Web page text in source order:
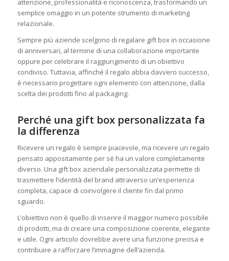
attenzione, professionalità e riconoscenza, trasformando un
semplice omaggio in un potente strumento di marketing
relazionale.
Sempre più aziende scelgono di regalare gift box in occasione
di anniversari, al termine di una collaborazione importante
oppure per celebrare il raggiungimento di un obiettivo
condiviso. Tuttavia, affinché il regalo abbia davvero successo,
è necessario progettare ogni elemento con attenzione, dalla
scelta dei prodotti fino al packaging.
Perché una gift box personalizzata fa
la differenza
Ricevere un regalo è sempre piacevole, ma ricevere un regalo
pensato appositamente per sé ha un valore completamente
diverso. Una gift box aziendale personalizzata permette di
trasmettere l’identità del brand attraverso un’esperienza
completa, capace di coinvolgere il cliente fin dal primo
sguardo.
L’obiettivo non è quello di inserire il maggior numero possibile
di prodotti, ma di creare una composizione coerente, elegante
e utile. Ogni articolo dovrebbe avere una funzione precisa e
contribuire a rafforzare l’immagine dell’azienda.